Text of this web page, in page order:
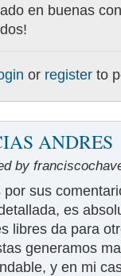
en buenas
or register to
ANDRES
by
por sus
es
libres da para
generamos
y en mi